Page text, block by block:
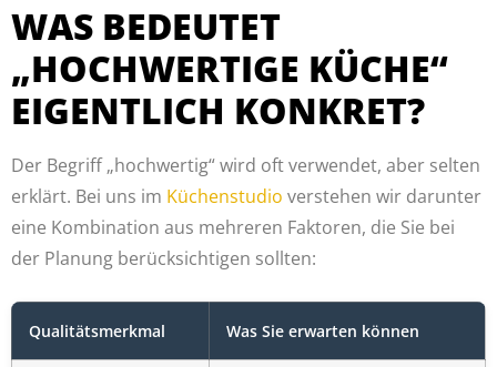
WAS BEDEUTET
„HOCHWERTIGE KÜCHE“
EIGENTLICH KONKRET?
Der Begriff „hochwertig“ wird oft verwendet, aber selten
erklärt. Bei uns im Küchenstudio verstehen wir darunter
eine Kombination aus mehreren Faktoren, die Sie bei
der Planung berücksichtigen sollten:
Qualitätsmerkmal Was Sie erwarten können